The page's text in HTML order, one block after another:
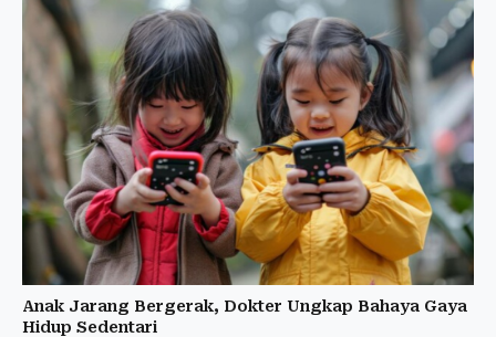
Anak Jarang Bergerak, Dokter Ungkap Bahaya Gaya
Hidup Sedentari